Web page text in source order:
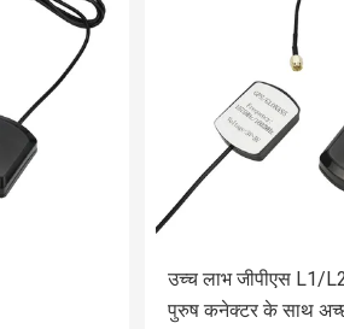
उच्च लाभ जीपीएस L1/
पुरुष कनेक्टर के साथ